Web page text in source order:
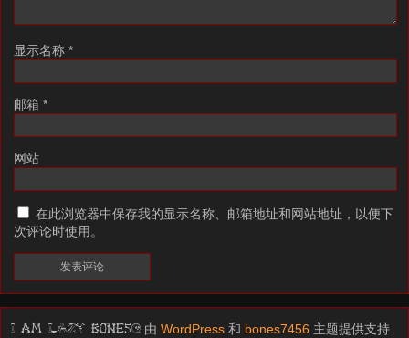
显示名称 *
邮箱 *
网站
在此浏览器中保存我的显示名称、邮箱地址和网站地址，以便下
次评论时使用。
I am LAZY bones? 由WordPress 和 bones7456 主题提供支持.